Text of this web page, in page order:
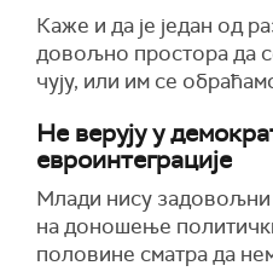
Каже и да је један од
довољно простора да
чују, или им се
Не верују у
евроинтеграције
Млади нису задовољни
на доношење
половине сматра да